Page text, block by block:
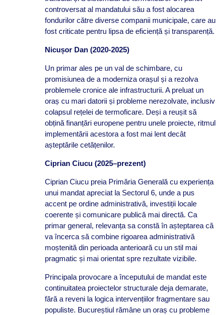
controversat al mandatului său a fost alocarea
fondurilor către diverse companii municipale, care au
fost criticate pentru lipsa de eficiență și transparență.
Nicușor Dan (2020-2025)
Un primar ales pe un val de schimbare, cu
promisiunea de a moderniza orașul și a rezolva
problemele cronice ale infrastructurii. A preluat un
oraș cu mari datorii și probleme nerezolvate, inclusiv
colapsul rețelei de termoficare. Deși a reușit să
obțină finanțări europene pentru unele proiecte, ritmul
implementării acestora a fost mai lent decât
așteptările cetățenilor.
Ciprian Ciucu (2025–prezent)
Ciprian Ciucu preia Primăria Generală cu experiența
unui mandat apreciat la Sectorul 6, unde a pus
accent pe ordine administrativă, investiții locale
coerente și comunicare publică mai directă. Ca
primar general, relevanța sa constă în așteptarea că
va încerca să combine rigoarea administrativă
moștenită din perioada anterioară cu un stil mai
pragmatic și mai orientat spre rezultate vizibile.
Principala provocare a începutului de mandat este
continuitatea proiectelor structurale deja demarate,
fără a reveni la logica intervențiilor fragmentare sau
populiste. Bucureștiul rămâne un oraș cu probleme